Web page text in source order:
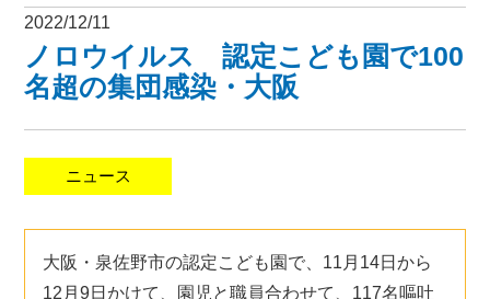
ノロウイルス 認定こども園で100
名超の集団感染・大阪
ニュース
大阪・泉佐野市の認定こども園で、11月14日から
12月9日かけて、園児と職員合わせて、117名嘔吐
2022/12/11